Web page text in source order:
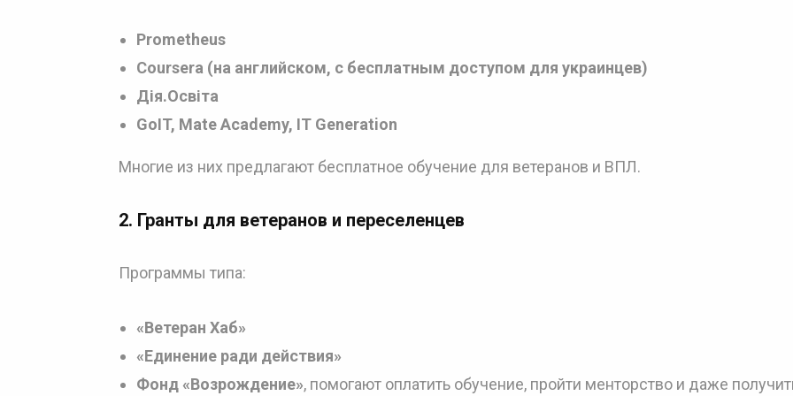
Prometheus
Coursera (на английском, с бесплатным доступом для украинцев)
Дія.Освіта
GoIT, Mate Academy, IT Generation
Многие из них предлагают бесплатное обучение для ветеранов и ВПЛ.
2. Гранты для ветеранов и переселенцев
Программы типа:
«Ветеран Хаб»
«Единение ради действия»
Фонд «Возрождение», помогают оплатить обучение, пройти менторство и даже